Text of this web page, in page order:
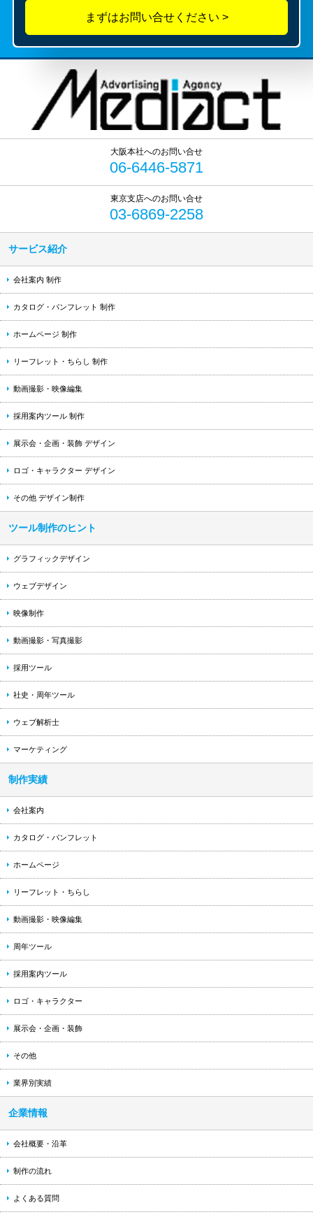
06-6446-5871
03-6869-2258
サービス紹介
会社案内 制作
カタログ・パンフレット 制作
ホームページ 制作
リーフレット・ちらし 制作
動画撮影・映像編集
採用案内ツール 制作
展示会・企画・装飾 デザイン
ロゴ・キャラクター デザイン
その他 デザイン制作
ツール制作のヒント
グラフィックデザイン
ウェブデザイン
映像制作
動画撮影・写真撮影
採用ツール
社史・周年ツール
ウェブ解析士
マーケティング
制作実績
会社案内
カタログ・パンフレット
ホームページ
リーフレット・ちらし
動画撮影・映像編集
周年ツール
採用案内ツール
ロゴ・キャラクター
展示会・企画・装飾
その他
業界別実績
企業情報
会社概要・沿革
制作の流れ
よくある質問